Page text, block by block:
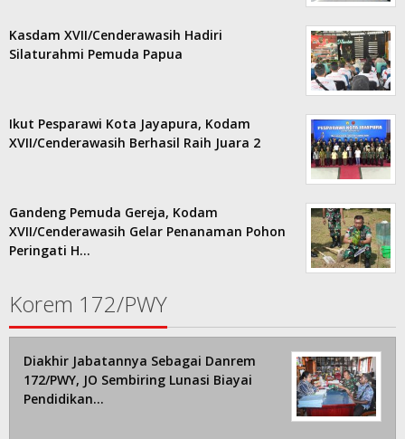
Kasdam XVII/Cenderawasih Hadiri
Silaturahmi Pemuda Papua
Ikut Pesparawi Kota Jayapura, Kodam
XVII/Cenderawasih Berhasil Raih Juara 2
Gandeng Pemuda Gereja, Kodam
XVII/Cenderawasih Gelar Penanaman Pohon
Peringati H…
Korem 172/PWY
Diakhir Jabatannya Sebagai Danrem
172/PWY, JO Sembiring Lunasi Biayai
Pendidikan…